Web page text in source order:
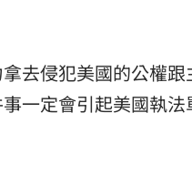
去侵犯美國的公權跟
一定會引起美國執法